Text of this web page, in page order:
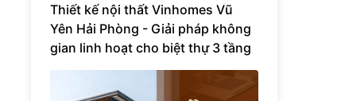
Thiết kế nội thất Vinhomes Vũ
Yên Hải Phòng - Giải pháp không
gian linh hoạt cho biệt thự 3 tầng